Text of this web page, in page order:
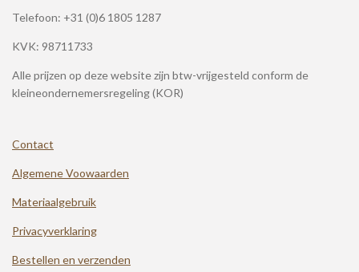
Telefoon: +31 (0)6 1805 1287
KVK: 98711733
Alle prijzen op deze website zijn btw-vrijgesteld conform de
kleineondernemersregeling (KOR)
Contact
Algemene Voowaarden
Materiaalgebruik
Privacyverklaring
Bestellen en verzenden